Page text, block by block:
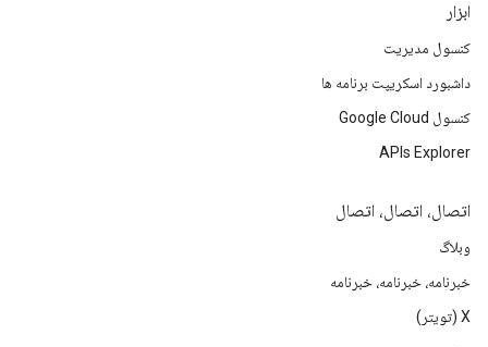
ابزار
کنسول مدیریت
داشبورد اسکریپت برنامه ها
کنسول Google Cloud
APIs Explorer
اتصال، اتصال، اتصال
وبلاگ
خبرنامه، خبرنامه، خبرنامه
X (تویتر)